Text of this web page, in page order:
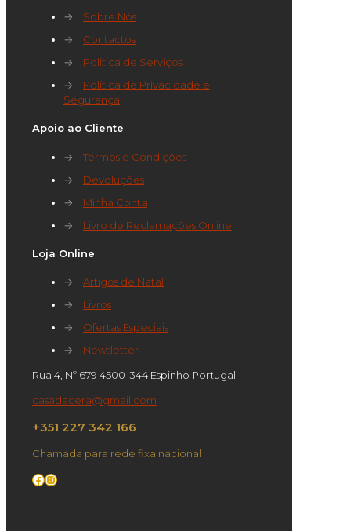
→
Sobre Nós
→
Contactos
→
Política de Serviços
→
Política de Privacidade e
Segurança
Apoio ao Cliente
→
Termos e Condições
→
Devoluções
→
Minha Conta
→
Livro de Reclamações Online
Loja Online
→
Artigos de Natal
→
Livros
→
Ofertas Especiais
→
Newsletter
Rua 4, Nº 679 4500-344 Espinho Portugal
casadacera@gmail.com
+351 227 342 166
Chamada para rede fixa nacional
Facebook
Instagram